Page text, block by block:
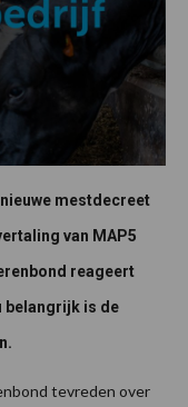
mestdecreet
van MAP5
reageert
belangrijk is de
tevreden over